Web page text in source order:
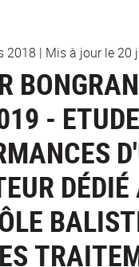
2018 | Mis à jour le 20
-
DÉDIÉ